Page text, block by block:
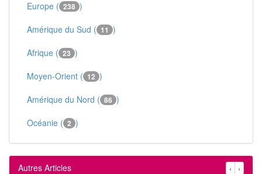
Europe ( 238 )
Amérique du Sud ( 11 )
Afrique ( 23 )
Moyen-Orient ( 12 )
Amérique du Nord ( 86 )
Océanie ( 2 )
Autres Articles ‹ ›